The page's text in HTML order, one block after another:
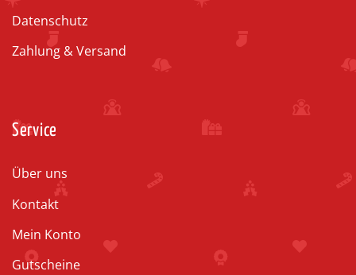
Datenschutz
Zahlung & Versand
Service
Über uns
Kontakt
Mein Konto
Gutscheine